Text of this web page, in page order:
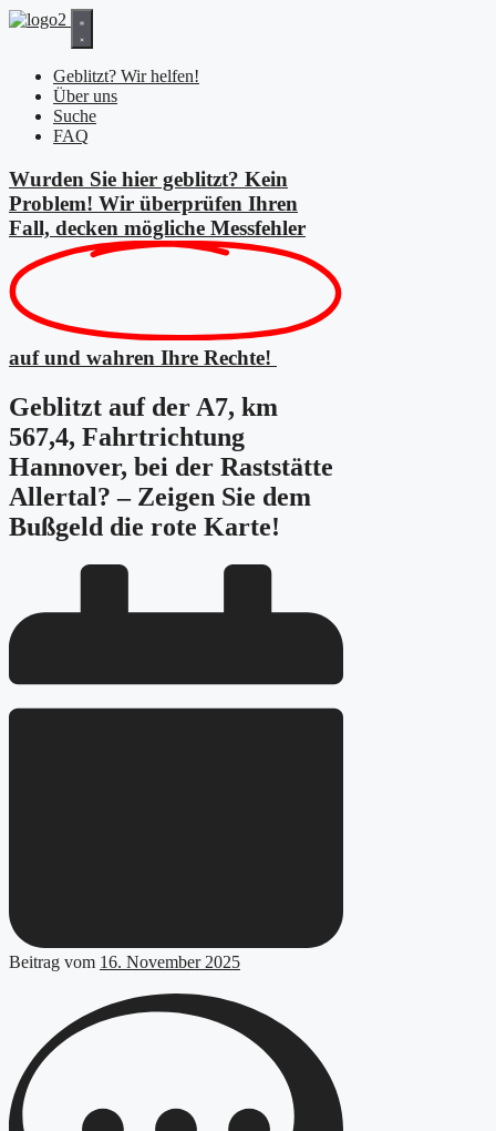
Zum
Geblitzt? Wir helfen!
Über uns
Suche
FAQ
Wurden Sie hier geblitzt? Kein
Problem! Wir überprüfen Ihren
Fall, decken mögliche Messfehler
auf und wahren Ihre Rechte!
Geblitzt auf der A7, km
567,4, Fahrtrichtung
Hannover, bei der Raststätte
Allertal? – Zeigen Sie dem
Bußgeld die rote Karte!
Beitrag vom 16. November 2025